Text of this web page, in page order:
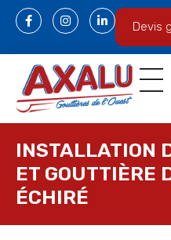
Panneau de gestion des
Devis
INSTALLATION
ET GOUTTIÈRE
ÉCHIRÉ